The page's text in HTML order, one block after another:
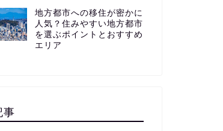
地方都市への移住が密かに
人気？住みやすい地方都市
を選ぶポイントとおすすめ
エリア
事